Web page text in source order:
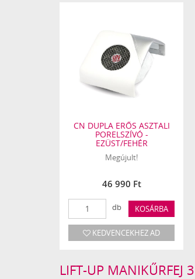
CN DUPLA ERŐS ASZTALI
PORELSZÍVÓ -
EZÜST/FEHÉR
Megújult!
46 990 Ft
db KOSÁRBA
KEDVENCEKHEZ AD
LIFT-UP MANIKŰRFEJ